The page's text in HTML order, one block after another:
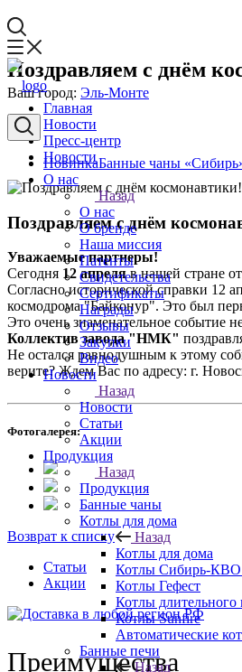
НовинкаБанные чаны
О нас
Назад
О нас
О бренде
Наша миссия
Патенты
Свидетельства
Сертификаты
Награды
Отзывы
Закупки
Видео
Новости
Назад
Новости
Статьи
Акции
Продукция
Назад
Продукция
Банные чаны
Котлы для дома
Назад
Котлы для дома
Котлы Сибирь-КВО
Котлы Гефест
Котлы
Котлы Sunfire
Автоматические
Банные печи
Назад
Ваш город: Эль-Монте
Поздравляем с днём
Главная
Новости
Пресс-центр
Новости
Поздравляем с днём
Уважаемые партнеры!
Сегодня 12 апреляв нашей стране
Согласно исторической справки 12
космодрома "Байконур". Это был
Это очень знаменательное событие
Коллектив завода "НМК"
Не остался равнодушным к этому
верите? Ждем Вас по адресу: г.
Фотогалерея:
Возврат к списку
Статьи
Акции
Преимущества